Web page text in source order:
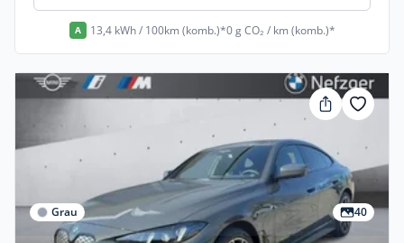
A 13,4 kWh / 100km (komb.)*0 g CO₂ / km (komb.)*
Grau 40